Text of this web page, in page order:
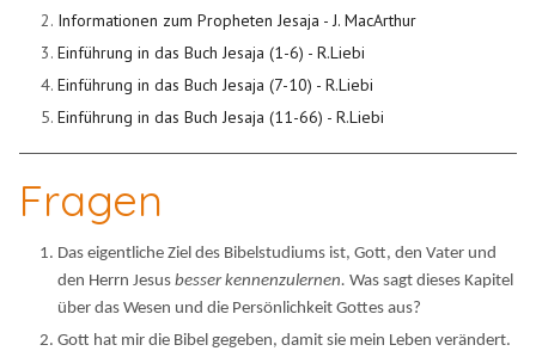
Informationen zum Propheten Jesaja - J. MacArthur
Einführung in das Buch Jesaja (1-6) - R.Liebi
Einführung in das Buch Jesaja (7-10) - R.Liebi
Einführung in das Buch Jesaja (11-66) - R.Liebi
Fragen
Das eigentliche Ziel des Bibelstudiums ist, Gott, den Vater und
den Herrn Jesusbesser kennenzulernen. Was sagt dieses Kapitel
über das Wesen und die Persönlichkeit Gottes aus?
Gott hat mir die Bibel gegeben, damit sie mein Leben verändert.